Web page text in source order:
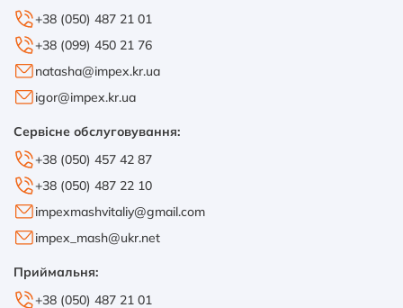
+38 (050) 487 21 01
+38 (099) 450 21 76
natasha@impex.kr.ua
igor@impex.kr.ua
Сервісне обслуговування:
+38 (050) 457 42 87
+38 (050) 487 22 10
impexmashvitaliy@gmail.com
impex_mash@ukr.net
Приймальня:
+38 (050) 487 21 01